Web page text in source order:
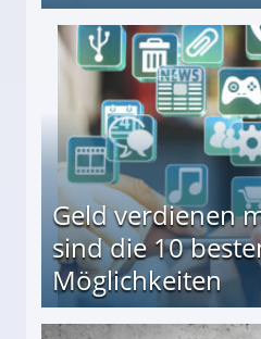
↻ Täglich neue Produkttests
Geld verdienen
sind die 10
Möglichkeiten
besten Möglichkeiten